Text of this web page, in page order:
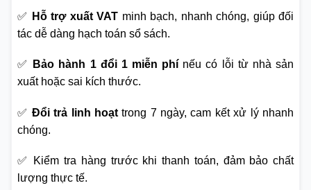
✅ Hỗ trợ xuất VAT minh bạch, nhanh chóng, giúp đối
tác dễ dàng hạch toán sổ sách.
✅ Bảo hành 1 đổi 1 miễn phí nếu có lỗi từ nhà sản
xuất hoặc sai kích thước.
✅ Đổi trả linh hoạttrong 7 ngày, cam kết xử lý nhanh
chóng.
✅ Kiểm tra hàng trước khi thanh toán, đảm bảo chất
lượng thực tế.